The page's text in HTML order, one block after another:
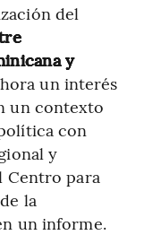
del
y
un interés
un contexto
con
y
Centro para
la
un informe.